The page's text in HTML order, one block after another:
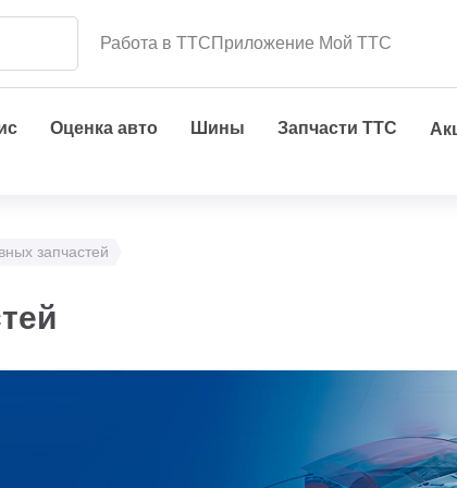
Работа в ТТСПриложение Мой ТТС
Оценка авто Шины Запчасти ТТС
запчастей